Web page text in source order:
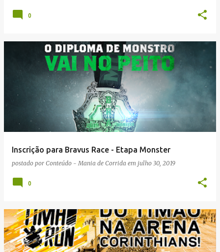
0
Inscrição para Bravus Race - Etapa Monster
postado por Conteúdo - Mania de Corrida em julho 30, 2019
0